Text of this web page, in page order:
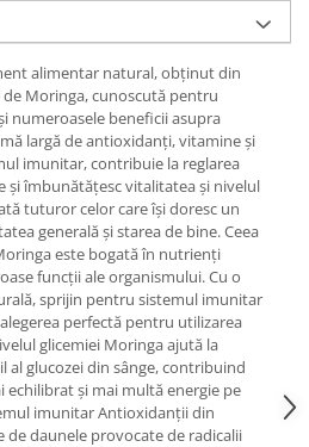
alimentar natural, obținut din
Moringa, cunoscută pentru
numeroasele beneficii asupra
largă de antioxidanți, vitamine și
imunitar, contribuie la reglarea
și îmbunătățesc vitalitatea și nivelul
tuturor celor care își doresc un
generală și starea de bine. Ceea
este bogată în nutrienți
funcții ale organismului. Cu o
sprijin pentru sistemul imunitar
perfectă pentru utilizarea
glicemiei Moringa ajută la
al glucozei din sânge, contribuind
și mai multă energie pe
imunitar Antioxidanții din
de daunele provocate de radicalii